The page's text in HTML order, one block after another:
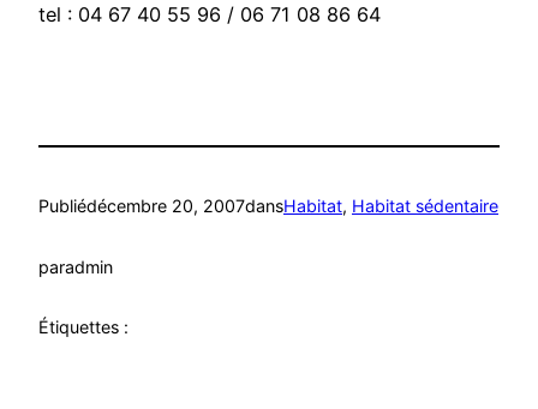
tel : 04 67 40 55 96 / 06 71 08 86 64
Publiédécembre 20, 2007dansHabitat, Habitat sédentaire
paradmin
Étiquettes :